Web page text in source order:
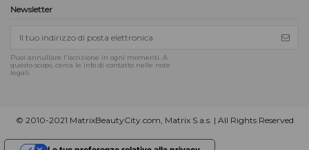
Newsletter
Puoi annullare l'iscrizione in ogni momenti. A
questo scopo, cerca le info di contatto nelle note
legali.
© 2010-2021 MatrixBeautyCity.com, Matrix S.a.s. | All Rights Reserved